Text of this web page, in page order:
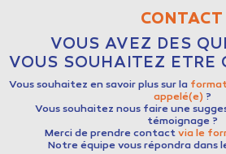
CONTACT
VOUS AVEZ DES
VOUS SOUHAITEZ ETRE
Vous souhaitez en savoir plus sur la
appelé(e)?
Vous souhaitez nous faire une
témoignage ?
Merci de prendre contactvia le
Notre équipe vous répondra dans